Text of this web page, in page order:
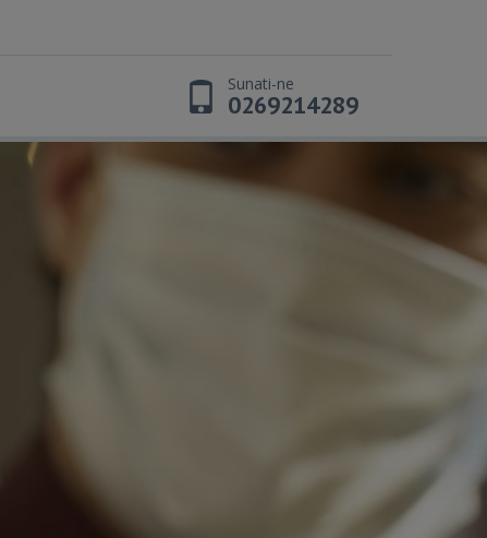
Sunati-ne
0269214289